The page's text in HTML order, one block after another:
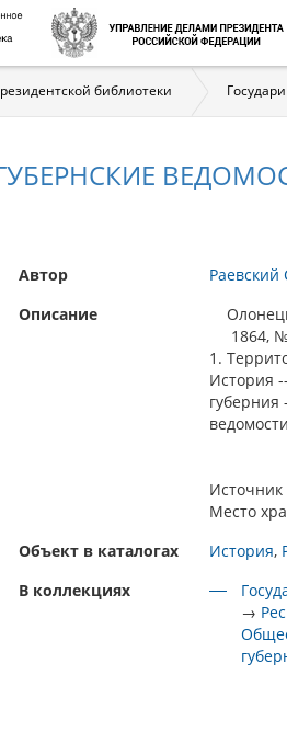
библиотеки
Автор Раевский
Описание
1864, №
1.
История
губерния
Место
Объект в каталогах
История
В коллекциях
→